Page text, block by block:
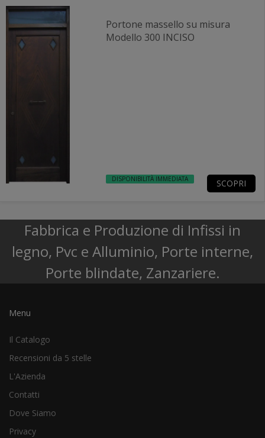
Portone massello su misura
Modello 300 INCISO
DISPONIBILITÀ IMMEDIATA SCOPRI
Fabbrica e Produzione di Infissi in
legno, Pvc e Alluminio, Porte interne,
Porte blindate, Zanzariere.
Menu
Il Catalogo
Recensioni da 5 stelle
L'Azienda
Contatti
Dove Siamo
Privacy